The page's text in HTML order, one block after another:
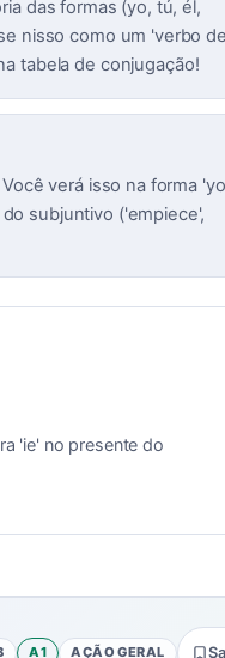
das formas (yo, tú, él,
nisso como um 'verbo de
tabela de conjugação!
verá isso na forma
subjuntivo ('empiece',
'ie' no presente do
A1 AÇÃO GERAL